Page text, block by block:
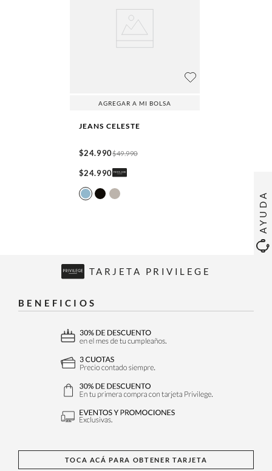
AYUDA
AGREGAR A MI BOLSA
JEANS CELESTE
$24.990$49.990
$24.990
TARJETA PRIVILEGE
BENEFICIOS
TOCA ACÁ PARA OBTENER TARJETA